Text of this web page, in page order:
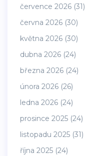
července 2026 (31)
června 2026 (30)
května 2026 (30)
dubna 2026 (24)
března 2026 (24)
února 2026 (26)
ledna 2026 (24)
prosince 2025 (24)
listopadu 2025 (31)
října 2025 (24)